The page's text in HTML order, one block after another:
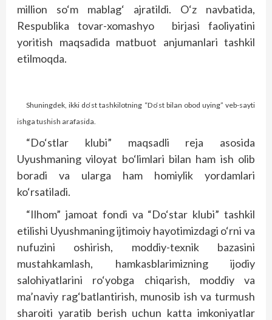
million so‘m mablag‘ ajratildi. O‘z navbatida,
Respublika tovar-xomashyo birjasi faoliyatini
yoritish maqsadida matbuot anjumanlari tashkil
etilmoqda.
Shuningdek, ikki do‘st tashkilotning “Do‘st bilan obod uying” veb-sayti
ishga tushish arafasida.
“Do‘stlar klubi” maqsadli reja asosida
Uyushmaning viloyat bo‘limlari bilan ham ish olib
boradi va ularga ham homiylik yordamlari
ko‘rsatiladi.
“Ilhom” jamoat fondi va “Do‘star klubi” tashkil
etilishi Uyushmaning ijtimoiy hayotimizdagi o‘rni va
nufuzini oshirish, moddiy-texnik bazasini
mustahkamlash, hamkasblarimizning ijodiy
salohiyatlarini ro‘yobga chiqarish, moddiy va
ma’naviy rag‘batlantirish, munosib ish va turmush
sharoiti yaratib berish uchun katta imkoniyatlar